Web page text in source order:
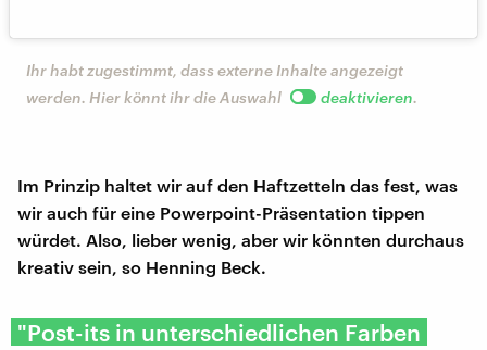
Ihr habt zugestimmt, dass externe Inhalte angezeigt
werden. Hier könnt ihr die Auswahl
deaktivieren.
Im Prinzip haltet wir auf den Haftzetteln das fest, was
wir auch für eine Powerpoint-Präsentation tippen
würdet. Also, lieber wenig, aber wir könnten durchaus
kreativ sein, so Henning Beck.
"Post-its in unterschiedlichen Farben